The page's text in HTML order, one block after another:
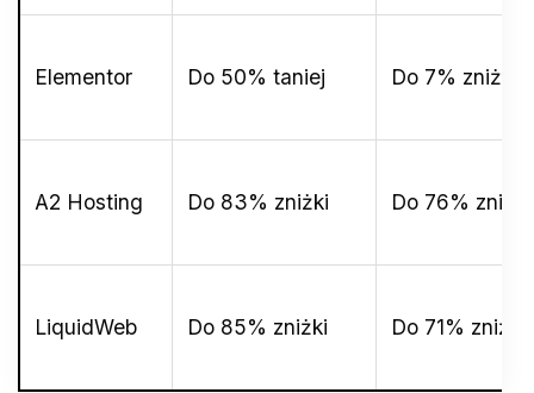
Elementor Do 50% taniej Do 7% zniżki
A2 Hosting Do 83% zniżki Do 76% zniżki
LiquidWeb Do 85% zniżki Do 71% zniżki